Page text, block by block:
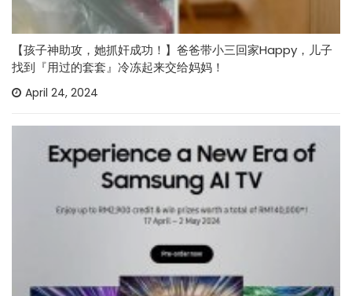
【孩子神助攻，她抓奸成功！】爸爸带小三回家Happy，儿子
找到『用过的套套』冷冻起来交给妈妈！
April 24, 2024